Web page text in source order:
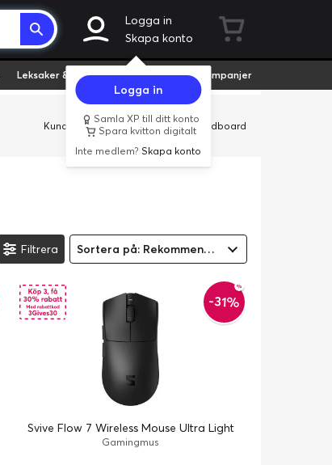
Logga in
Skapa konto
Logga in
Samla XP till ditt konto
Spara kvitton digitalt
Inte medlem?Skapa konto
Leksaker & Hobby Fyndvaror Kampanjer
Kundservice Butiker Företag Cardboard
Filtrera Sortera på: Rekommenderad
-31%
Svive Flow 7 Wireless Mouse Ultra Light
Gamingmus